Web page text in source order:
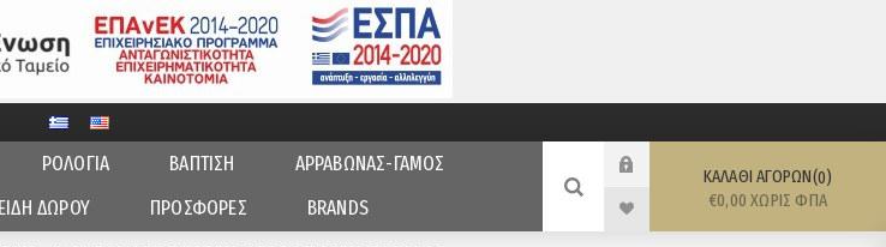
ΡΟΛΟΓΙΑ ΒΑΠΤΙΣΗ
ΑΡΡΑΒΩΝΑΣ-ΓΑΜΟΣ
ΕΙΔΗ ΔΩΡΟΥ ΠΡΟΣΦΟΡΕΣ BRANDS
ΚΑΛΆΘΙ ΑΓΟΡΏΝ 0
€0,00 ΧΩΡΊΣ ΦΠΑ